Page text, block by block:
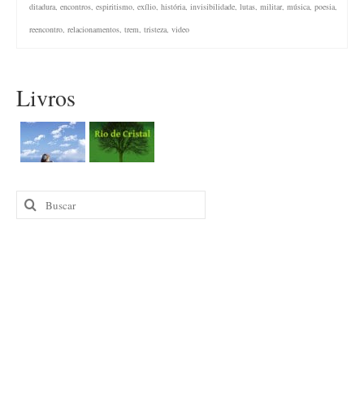
ditadura, encontros, espiritismo, exílio, história, invisibilidade, lutas, militar, música, poesia,
reencontro, relacionamentos, trem, tristeza, video
Livros
Buscar
por: